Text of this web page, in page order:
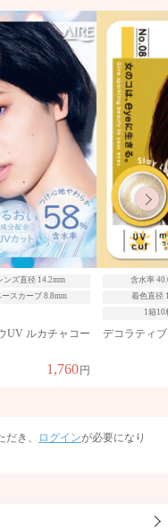
ンズ直径 14.2mm
ースカーブ 8.8mm
UV ルカチャコー
1,760 円
含水率
着色直径
1箱10
デコラティ
だき、 ログインが必要になり